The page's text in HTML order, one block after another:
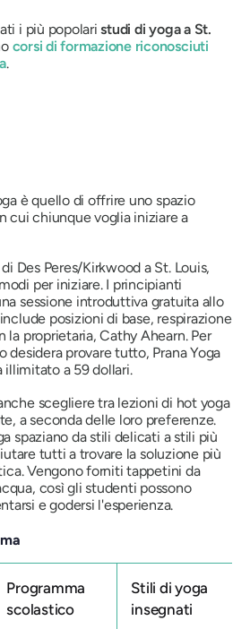
i più popolaristudi di yoga a St.
corsi di formazione riconosciuti
.
è quello di offrire uno spazio
cui chiunque voglia iniziare a
Des Peres/Kirkwood a St. Louis,
per iniziare. I principianti
sessione introduttiva gratuita allo
posizioni di base, respirazione
proprietaria, Cathy Ahearn. Per
desidera provare tutto, Prana Yoga
a 59 dollari.
scegliere tra lezioni di hot yoga
a seconda delle loro preferenze.
spaziano da stili delicati a stili più
tutti a trovare la soluzione più
Vengono forniti tappetini da
così gli studenti possono
e godersi l'esperienza.
Programma
scolastico
Stili di yoga
insegnati